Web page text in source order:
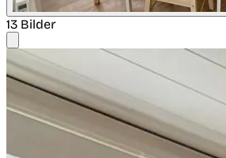
13 Bilder